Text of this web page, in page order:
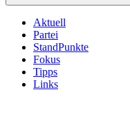
Aktuell
Partei
StandPunkte
Fokus
Tipps
Links